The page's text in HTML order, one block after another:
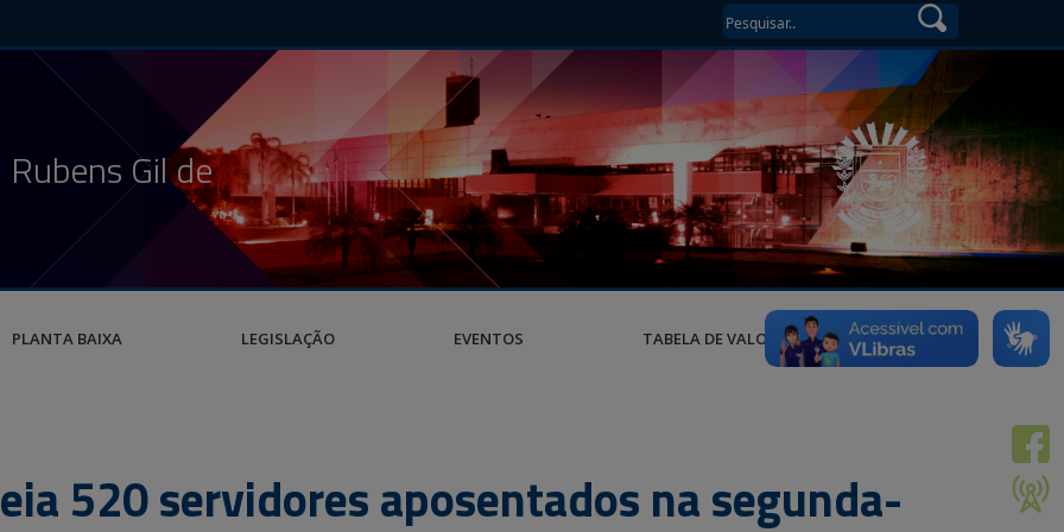
Gil de
PLANTA BAIXA LEGISLAÇÃO EVENTOS TABELA DE VALORES
520 servidores aposentados na segunda-